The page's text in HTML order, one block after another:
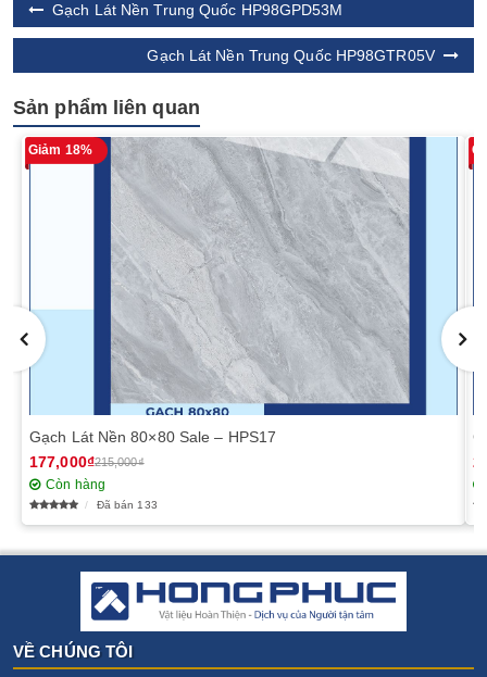
Gạch Lát Nền Trung Quốc HP98GPD53M
Gạch Lát Nền Trung Quốc HP98GTR05V
Sản phẩm liên quan
Gạch Lát Nền 80×80 Sale – HPS17
177,000₫215,000₫
Giảm 18%
Còn hàng
Đã bán 133
VỀ CHÚNG TÔI